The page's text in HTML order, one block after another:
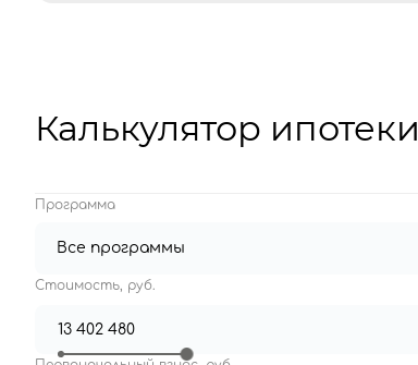
Калькулятор ипотеки
Программа
Все программы
Стоимость, руб.